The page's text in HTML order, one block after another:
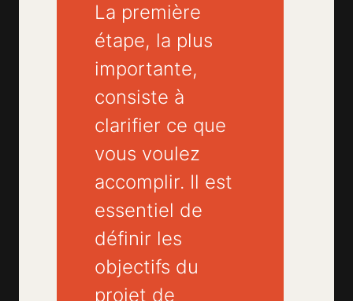
La première
étape, la plus
importante,
consiste à
clarifier ce que
vous voulez
accomplir. Il est
essentiel de
définir les
objectifs du
projet de